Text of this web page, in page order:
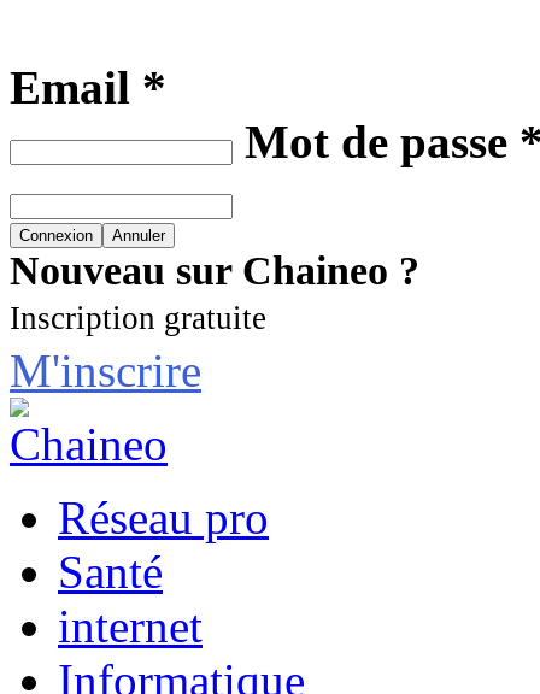
Email *
Mot de passe
Nouveau sur Chaineo ?
Inscription gratuite
M'inscrire
Réseau pro
Santé
internet
Informatique